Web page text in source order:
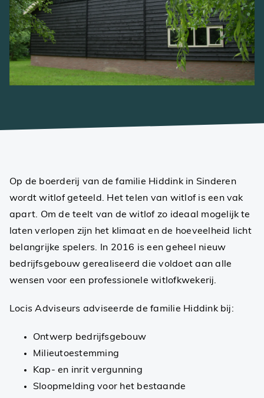
Op de boerderij van de familie Hiddink in Sinderen
wordt witlof geteeld. Het telen van witlof is een vak
apart. Om de teelt van de witlof zo ideaal mogelijk te
laten verlopen zijn het klimaat en de hoeveelheid licht
belangrijke spelers. In 2016 is een geheel nieuw
bedrijfsgebouw gerealiseerd die voldoet aan alle
wensen voor een professionele witlofkwekerij.
Locis Adviseurs adviseerde de familie Hiddink bij:
Ontwerp bedrijfsgebouw
Milieutoestemming
Kap- en inrit vergunning
Sloopmelding voor het bestaande